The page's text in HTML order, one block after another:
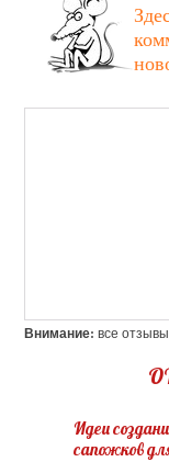
Внимание: все
Идеи
сапожков